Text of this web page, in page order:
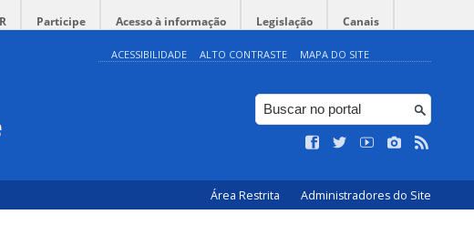
Participe Acesso à informação Legislação Canais
ACESSIBILIDADE ALTO CONTRASTE MAPA DO SITE
Área Restrita Administradores do Site